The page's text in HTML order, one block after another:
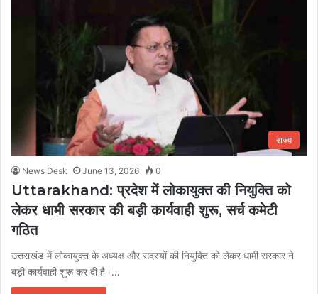
राज्य
News Desk June 13, 2026 0
Uttarakhand: प्रदेश में लोकायुक्त की नियुक्ति को
लेकर धामी सरकार की बड़ी कार्यवाही शुरू, सर्च कमेटी
गठित
उत्तराखंड में लोकायुक्त के अध्यक्ष और सदस्यों की नियुक्ति को लेकर धामी सरकार ने
बड़ी कार्यवाही शुरू कर दी है।…